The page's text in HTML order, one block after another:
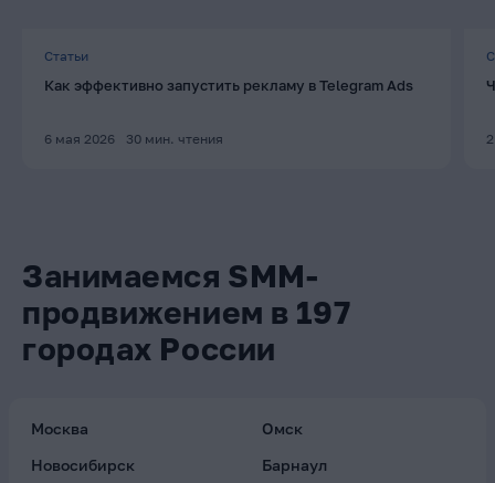
Статьи
Как эффективно запустить рекламу в Telegram Ads
6 мая 2026 30 мин. чтения
Занимаемся SMM-
продвижением в 197
городах России
Москва
Омск
Новосибирск
Барнаул